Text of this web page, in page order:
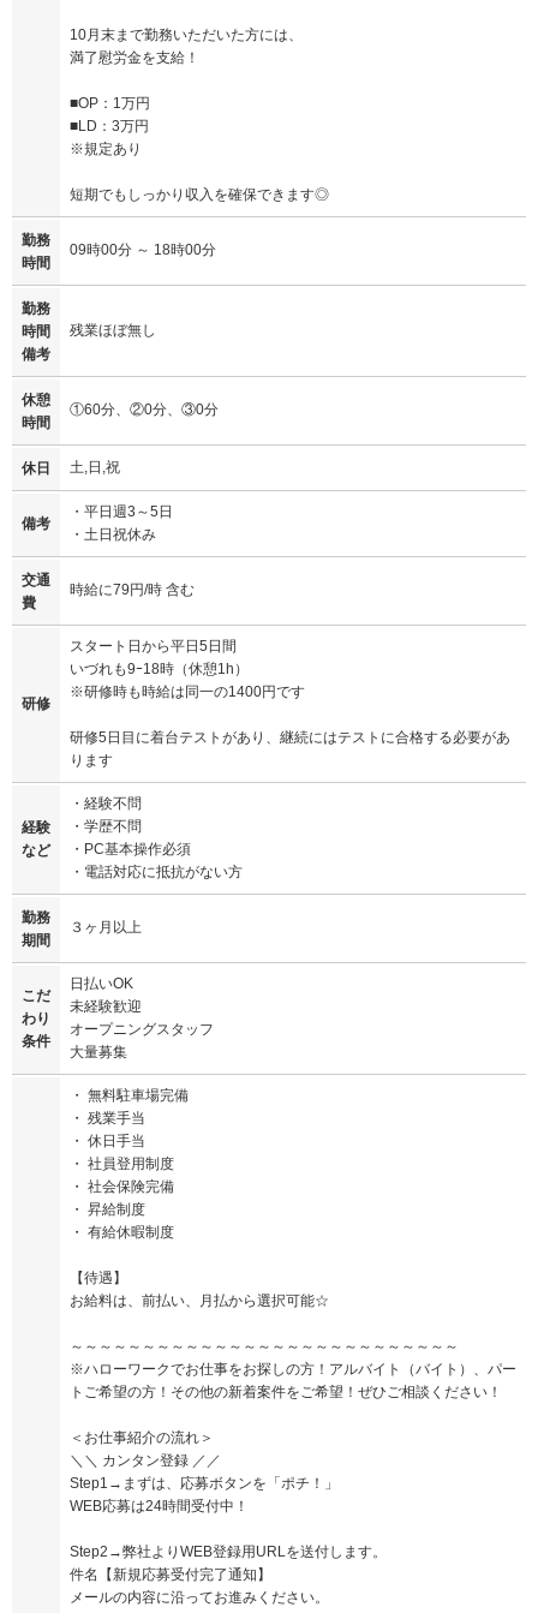
10月末まで勤務いただいた方には、
満了慰労金を支給！
■OP：1万円
■LD：3万円
※規定あり
短期でもしっかり収入を確保できます◎
勤務
時間
09時00分 ～ 18時00分
勤務
時間
備考
残業ほぼ無し
休憩
時間
①60分、②0分、③0分
休日 土,日,祝
備考
・平日週3～5日
・土日祝休み
交通
費
時給に79円/時 含む
研修
スタート日から平日5日間
いづれも9ｰ18時（休憩1h）
※研修時も時給は同一の1400円です
研修5日目に着台テストがあり、継続にはテストに合格する必要があ
ります
経験
など
・経験不問
・学歴不問
・PC基本操作必須
・電話対応に抵抗がない方
勤務
期間
３ヶ月以上
こだ
わり
条件
日払いOK
未経験歓迎
オープニングスタッフ
大量募集
・ 無料駐車場完備
・ 残業手当
・ 休日手当
・ 社員登用制度
・ 社会保険完備
・ 昇給制度
・ 有給休暇制度
【待遇】
お給料は、前払い、月払から選択可能☆
～～～～～～～～～～～～～～～～～～～～～～～～～～～
※ハローワークでお仕事をお探しの方！アルバイト（バイト）、パー
トご希望の方！その他の新着案件をご希望！ぜひご相談ください！
＜お仕事紹介の流れ＞
＼＼ カンタン登録 ／／
Step1→まずは、応募ボタンを「ポチ！」
WEB応募は24時間受付中！
Step2→弊社よりWEB登録用URLを送付します。
件名【新規応募受付完了通知】
メールの内容に沿ってお進みください。